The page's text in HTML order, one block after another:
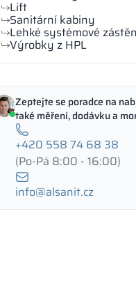
Lift
Sanitární kabiny
Lehké systémové
Výrobky z HPL
Zeptejte se poradce na
také měření, dodávku a
+420 558 74 68 38
(Po-Pá 8:00 - 16:00)
info@alsanit.cz